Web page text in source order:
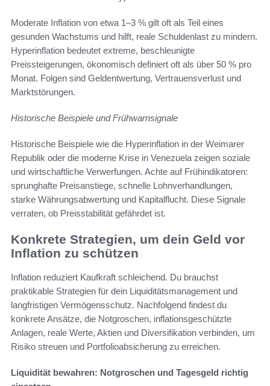
Moderate Inflation von etwa 1–3 % gilt oft als Teil eines
gesunden Wachstums und hilft, reale Schuldenlast zu mindern.
Hyperinflation bedeutet extreme, beschleunigte
Preissteigerungen, ökonomisch definiert oft als über 50 % pro
Monat. Folgen sind Geldentwertung, Vertrauensverlust und
Marktstörungen.
Historische Beispiele und Frühwarnsignale
Historische Beispiele wie die Hyperinflation in der Weimarer
Republik oder die moderne Krise in Venezuela zeigen soziale
und wirtschaftliche Verwerfungen. Achte auf Frühindikatoren:
sprunghafte Preisanstiege, schnelle Lohnverhandlungen,
starke Währungsabwertung und Kapitalflucht. Diese Signale
verraten, ob Preisstabilität gefährdet ist.
Konkrete Strategien, um dein Geld vor
Inflation zu schützen
Inflation reduziert Kaufkraft schleichend. Du brauchst
praktikable Strategien für dein Liquiditätsmanagement und
langfristigen Vermögensschutz. Nachfolgend findest du
konkrete Ansätze, die Notgroschen, inflationsgeschützte
Anlagen, reale Werte, Aktien und Diversifikation verbinden, um
Risiko streuen und Portfolioabsicherung zu erreichen.
Liquidität bewahren: Notgroschen und Tagesgeld richtig